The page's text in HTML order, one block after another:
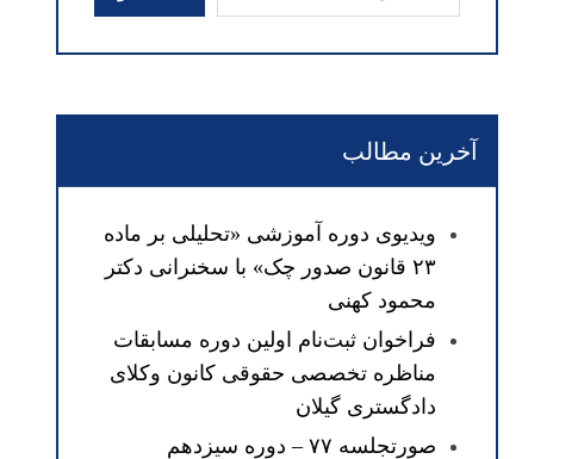
آخرین مطالب
ویدیوی دوره آموزشی «تحلیلی بر ماده
۲۳ قانون صدور چک» با سخنرانی دکتر
محمود کهنی
فراخوان ثبت‌نام اولین دوره مسابقات
مناظره تخصصی حقوقی کانون وکلای
دادگستری گیلان
صورتجلسه ۷۷ – دوره سیزدهم